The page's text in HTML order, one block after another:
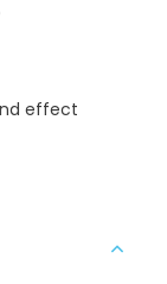
effect